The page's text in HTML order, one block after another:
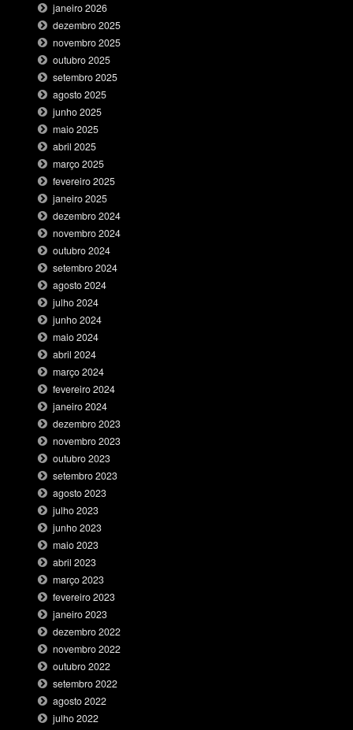
janeiro 2026
dezembro 2025
novembro 2025
outubro 2025
setembro 2025
agosto 2025
junho 2025
maio 2025
abril 2025
março 2025
fevereiro 2025
janeiro 2025
dezembro 2024
novembro 2024
outubro 2024
setembro 2024
agosto 2024
julho 2024
junho 2024
maio 2024
abril 2024
março 2024
fevereiro 2024
janeiro 2024
dezembro 2023
novembro 2023
outubro 2023
setembro 2023
agosto 2023
julho 2023
junho 2023
maio 2023
abril 2023
março 2023
fevereiro 2023
janeiro 2023
dezembro 2022
novembro 2022
outubro 2022
setembro 2022
agosto 2022
julho 2022